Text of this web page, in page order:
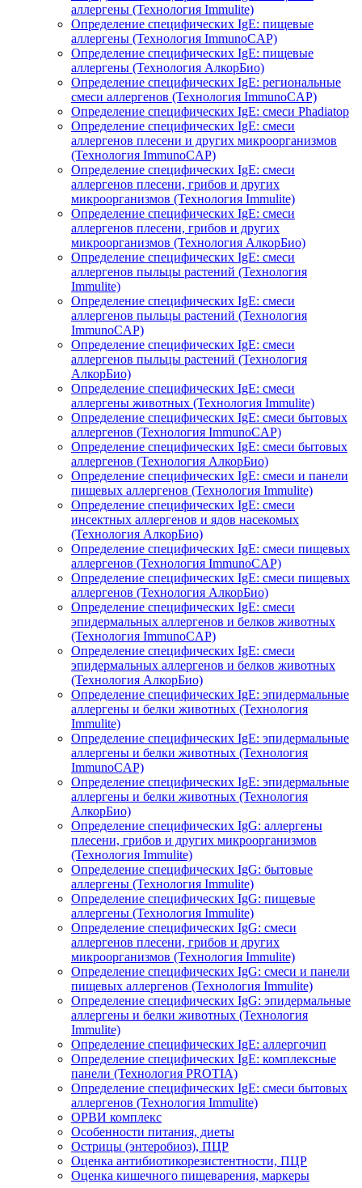
аллергены (Технология Immulite)
Определение специфических IgE: пищевые
аллергены (Технология ImmunoCAP)
Определение специфических IgE: пищевые
аллергены (Технология АлкорБио)
Определение специфических IgE: региональные
смеси аллергенов (Технология ImmunoCAP)
Определение специфических IgE: смеси Phadiatop
Определение специфических IgE: смеси
аллергенов плесени и других микроорганизмов
(Технология ImmunoCAP)
Определение специфических IgE: смеси
аллергенов плесени, грибов и других
микроорганизмов (Технология Immulite)
Определение специфических IgE: смеси
аллергенов плесени, грибов и других
микроорганизмов (Технология АлкорБио)
Определение специфических IgE: смеси
аллергенов пыльцы растений (Технология
Immulite)
Определение специфических IgE: смеси
аллергенов пыльцы растений (Технология
ImmunoCAP)
Определение специфических IgE: смеси
аллергенов пыльцы растений (Технология
АлкорБио)
Определение специфических IgE: смеси
аллергены животных (Технология Immulite)
Определение специфических IgE: смеси бытовых
аллергенов (Технология ImmunoCAP)
Определение специфических IgE: смеси бытовых
аллергенов (Технология АлкорБио)
Определение специфических IgE: смеси и панели
пищевых аллергенов (Технология Immulite)
Определение специфических IgE: смеси
инсектных аллергенов и ядов насекомых
(Технология АлкорБио)
Определение специфических IgE: смеси пищевых
аллергенов (Технология ImmunoCAP)
Определение специфических IgE: смеси пищевых
аллергенов (Технология АлкорБио)
Определение специфических IgE: смеси
эпидермальных аллергенов и белков животных
(Технология ImmunoCAP)
Определение специфических IgE: смеси
эпидермальных аллергенов и белков животных
(Технология АлкорБио)
Определение специфических IgE: эпидермальные
аллергены и белки животных (Технология
Immulite)
Определение специфических IgE: эпидермальные
аллергены и белки животных (Технология
ImmunoCAP)
Определение специфических IgE: эпидермальные
аллергены и белки животных (Технология
АлкорБио)
Определение специфических IgG: аллергены
плесени, грибов и других микроорганизмов
(Технология Immulite)
Определение специфических IgG: бытовые
аллергены (Технология Immulite)
Определение специфических IgG: пищевые
аллергены (Технология Immulite)
Определение специфических IgG: смеси
аллергенов плесени, грибов и других
микроорганизмов (Технология Immulite)
Определение специфических IgG: смеси и панели
пищевых аллергенов (Технология Immulite)
Определение специфических IgG: эпидермальные
аллергены и белки животных (Технология
Immulite)
Определение специфических IgЕ: аллергочип
Определение специфических IgЕ: комплексные
панели (Технология PROTIA)
Определение специфических IgЕ: смеси бытовых
аллергенов (Технология Immulite)
ОРВИ комплекс
Особенности питания, диеты
Острицы (энтеробиоз), ПЦР
Оценка антибиотикорезистентности, ПЦР
Оценка кишечного пищеварения, маркеры